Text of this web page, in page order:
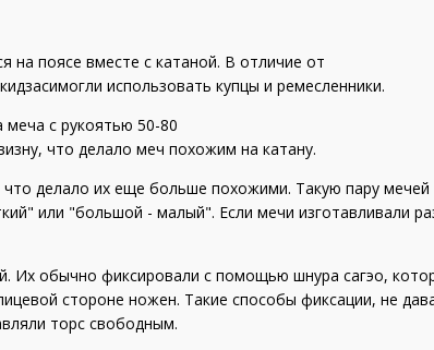
на поясе вместе с катаной. В отличие от
использовать купцы и ремесленники.
с рукоятью 50-80
что делало меч похожим на катану.
что делало их еще больше похожими. Такую пару мечей
или "большой - малый". Если мечи изготавливали
Их обычно фиксировали с помощью шнура сагэо,
стороне ножен. Такие способы фиксации, не
торс свободным.